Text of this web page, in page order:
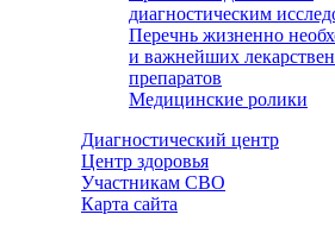
диагностическим
Перечнь жизненно
и важнейших
препаратов
Медицинские ролики
Диагностический центр
Центр здоровья
Участникам СВО
Карта сайта